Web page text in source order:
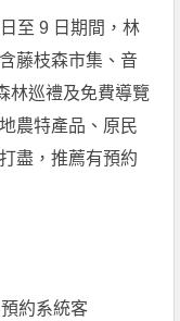
至 9 日期間，林
藤枝森市集、音
林巡禮及免費導覽
農特產品、原民
盡，推薦有預約
約系統客